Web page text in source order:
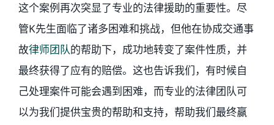
这个案例再次突显了专业的法律援助的重要性。尽
管K先生面临了诸多困难和挑战，但他在协成交通事
故律师团队的帮助下，成功地转变了案件性质，并
最终获得了应有的赔偿。这也告诉我们，有时候自
己处理案件可能会遇到困难，而专业的法律团队可
以为我们提供宝贵的帮助和支持，帮助我们最终赢